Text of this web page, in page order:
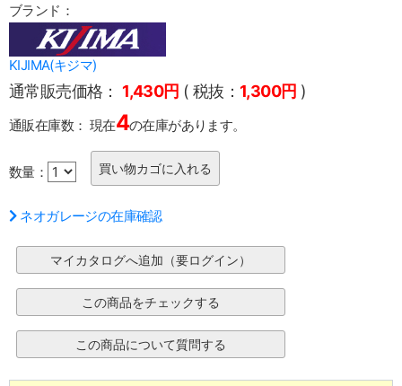
ブランド：
KIJIMA(キジマ)
通常販売価格： 1,430円 ( 税抜： 1,300円 )
通販在庫数： 現在4の在庫があります。
数量：
ネオガレージの在庫確認